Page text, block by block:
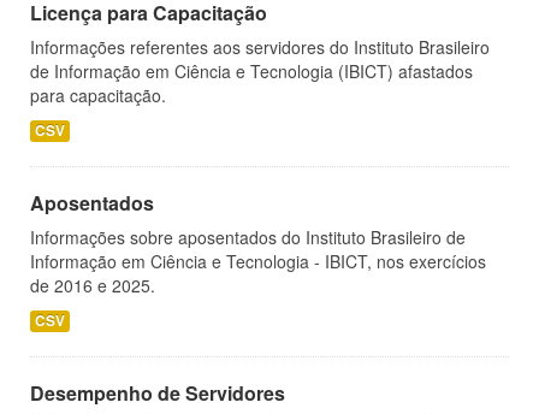
Licença para Capacitação
Informações referentes aos servidores do Instituto Brasileiro
de Informação em Ciência e Tecnologia (IBICT) afastados
para capacitação.
CSV
Aposentados
Informações sobre aposentados do Instituto Brasileiro de
Informação em Ciência e Tecnologia - IBICT, nos exercícios
de 2016 e 2025.
CSV
Desempenho de Servidores